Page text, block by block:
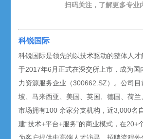
扫码关注，了解更多专业
科锐国际
科锐国际是领先的以技术驱动的整体人才
于2017年6月正式在深交所上市，成为国
力资源服务企业（300662.SZ）。公司目
坡、马来西亚、美国、英国、德国、荷
市场拥有100 余家分支机构，近3,000名
建“技术+平台+服务”的商业模式，在20+